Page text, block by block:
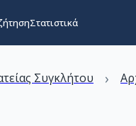
Στατιστικά
Συγκλήτου ›